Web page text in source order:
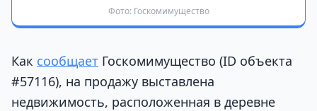
Фото: Госкомимущество
Как сообщает Госкомимущество (ID объекта
#57116), на продажу выставлена
недвижимость, расположенная в деревне